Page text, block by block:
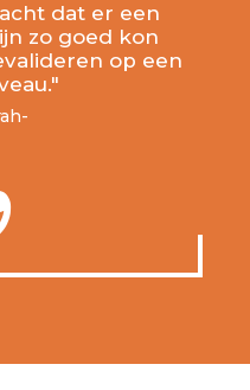
dat er een
zo goed kon
op een